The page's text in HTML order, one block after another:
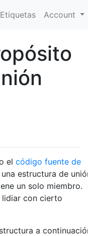
Etiquetas Account
el código fuente de
estructura de
un solo miembro.
lidiar con cierto
a